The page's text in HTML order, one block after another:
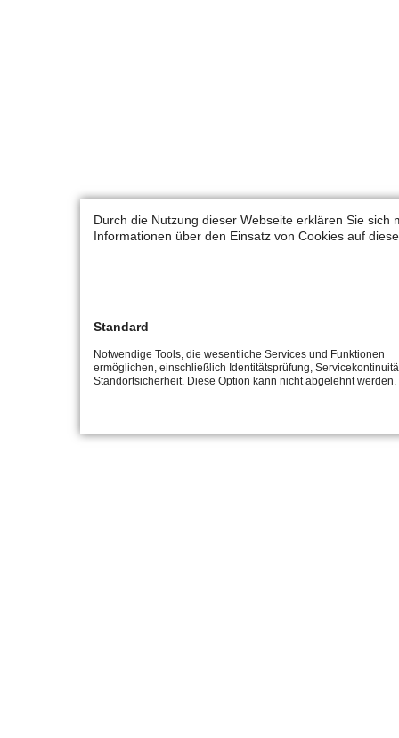
Durch die Nutzung dieser Webseite erklären Sie
Informationen über den Einsatz von Cookies auf
Standard
Notwendige Tools, die wesentliche Services und Funktionen
ermöglichen, einschließlich Identitätsprüfung,
Standortsicherheit. Diese Option kann nicht abgelehnt werden.